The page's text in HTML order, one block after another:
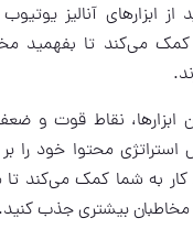
از ابزارهای آنالیز
کمک می‌کند تا بفهمید
ابزارها، نقاط قوت و
محتوا خود را بر
کار به شما کمک می‌کند تا
بیشتری جذب کنید.